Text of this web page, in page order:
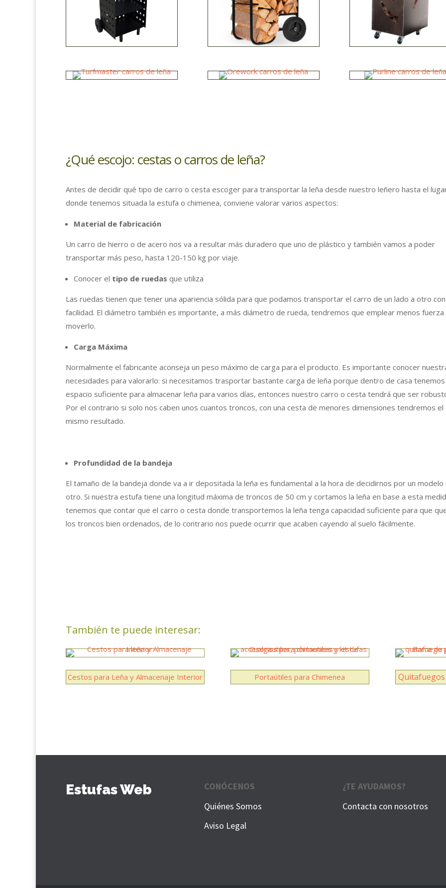
¿Qué escojo: cestas o carros de leña?
Antes de decidir qué tipo de carro o cesta escoger para transportar la leña desde nuestro leñero hasta el
donde tenemos situada la estufa o chimenea, conviene valorar varios aspectos:
Material de fabricación
Un carro de hierro o de acero nos va a resultar más duradero que uno de plástico y también vamos a poder
transportar más peso, hasta 120-150 kg por viaje.
Conocer el tipo de ruedas que utiliza
Las ruedas tienen que tener una apariencia sólida para que podamos transportar el carro de un lado a otro con
facilidad. El diámetro también es importante, a más diámetro de rueda, tendremos que emplear menos fuerza
moverlo.
Carga Máxima
Normalmente el fabricante aconseja un peso máximo de carga para el producto. Es importante conocer
necesidades para valorarlo: si necesitamos trasportar bastante carga de leña porque dentro de casa tenemos
espacio suficiente para almacenar leña para varios días, entonces nuestro carro o cesta tendrá que ser
Por el contrario si solo nos caben unos cuantos troncos, con una cesta de menores dimensiones tendremos el
mismo resultado.
Profundidad de la bandeja
El tamaño de la bandeja donde va a ir depositada la leña es fundamental a la hora de decidirnos por un modelo
otro. Si nuestra estufa tiene una longitud máxima de troncos de 50 cm y cortamos la leña en base a esta
tenemos que contar que el carro o cesta donde transportemos la leña tenga capacidad suficiente para que
los troncos bien ordenados, de lo contrario nos puede ocurrir que acaben cayendo al suelo fácilmente.
También te puede interesar:
Cestos para Leña y Almacenaje Interior Portaútiles para Chimenea
Estufas Web
CONÓCENOS
Quiénes Somos
Aviso Legal
¿TE AYUDAMOS?
Contacta con nosotros